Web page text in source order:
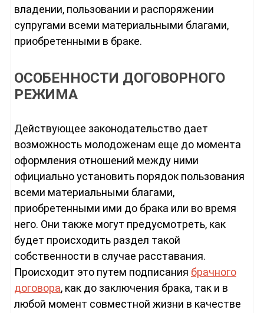
владении, пользовании и распоряжении
супругами всеми материальными благами,
приобретенными в браке.
ОСОБЕННОСТИ ДОГОВОРНОГО
РЕЖИМА
Действующее законодательство дает
возможность молодоженам еще до момента
оформления отношений между ними
официально установить порядок пользования
всеми материальными благами,
приобретенными ими до брака или во время
него. Они также могут предусмотреть, как
будет происходить раздел такой
собственности в случае расставания.
Происходит это путем подписания брачного
договора, как до заключения брака, так и в
любой момент совместной жизни в качестве